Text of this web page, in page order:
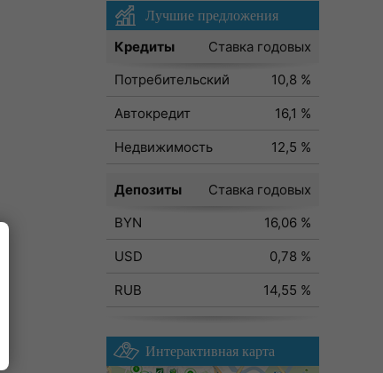
Лучшие предложения
Кредиты
Ставка годовых
Потребительский
10,8 %
Автокредит
16,1 %
Недвижимость
12,5 %
Депозиты
Ставка годовых
BYN
16,06 %
USD
0,78 %
RUB
14,55 %
Интерактивная карта